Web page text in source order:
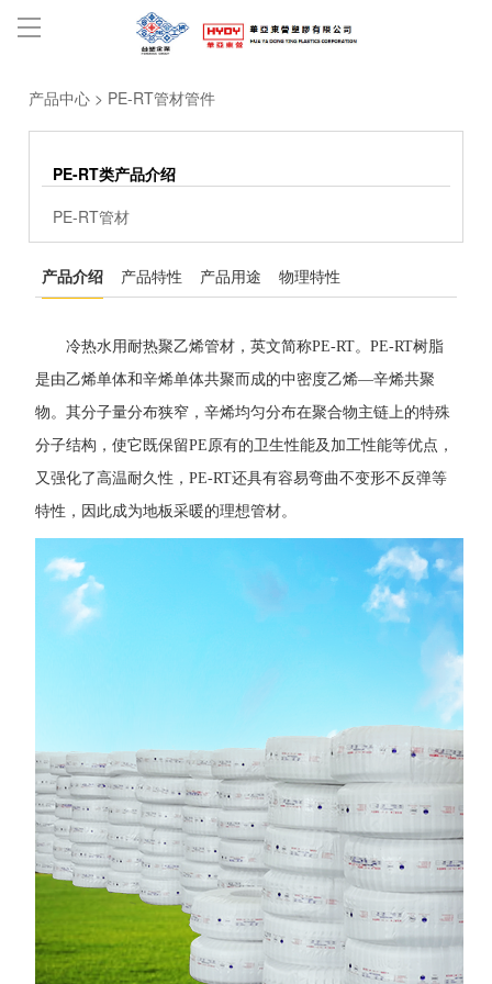
产品中心 > PE-RT管材管件
PE-RT类产品介绍
PE-RT管材
产品介绍 产品特性 产品用途 物理特性
冷热水用耐热聚乙烯管材，英文简称PE-RT。PE-RT树脂
是由乙烯单体和辛烯单体共聚而成的中密度乙烯—辛烯共聚
物。其分子量分布狭窄，辛烯均匀分布在聚合物主链上的特殊
分子结构，使它既保留PE原有的卫生性能及加工性能等优点，
又强化了高温耐久性，PE-RT还具有容易弯曲不变形不反弹等
特性，因此成为地板采暖的理想管材。